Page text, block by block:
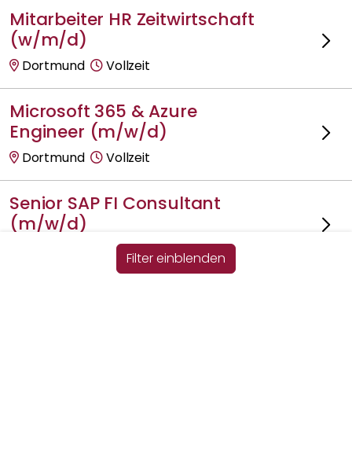
Filter einblenden
Mitarbeiter HR Zeitwirtschaft
(w/m/d)
Dortmund Vollzeit
Microsoft 365 & Azure
Engineer (m/w/d)
Dortmund Vollzeit
Senior SAP FI Consultant
(m/w/d)
Vollzeit